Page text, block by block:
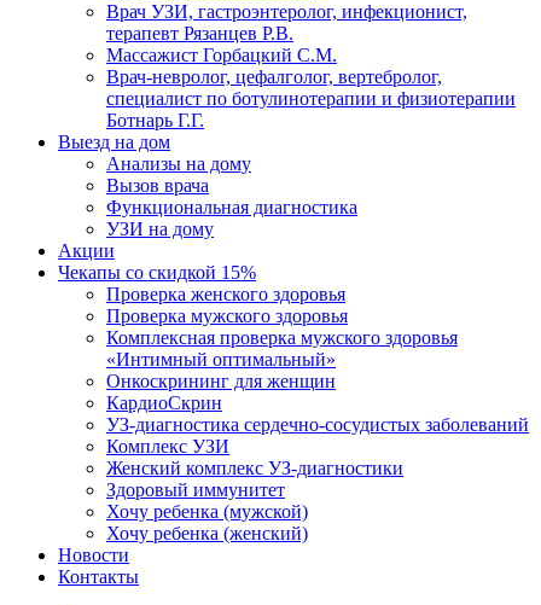
Врач УЗИ, гастроэнтеролог, инфекционист,
терапевт Рязанцев Р.В.
Массажист Горбацкий С.М.
Врач-невролог, цефалголог, вертебролог,
специалист по ботулинотерапии и физиотерапии
Ботнарь Г.Г.
Выезд на дом
Анализы на дому
Вызов врача
Функциональная диагностика
УЗИ на дому
Акции
Чекапы со скидкой 15%
Проверка женского здоровья
Проверка мужского здоровья
Комплексная проверка мужского здоровья
«Интимный оптимальный»
Онкоcкрининг для женщин
КардиоСкрин
УЗ-диагностика сердечно-сосудистых заболеваний
Комплекс УЗИ
Женский комплекс УЗ-диагностики
Здоровый иммунитет
Хочу ребенка (мужской)
Хочу ребенка (женский)
Новости
Контакты